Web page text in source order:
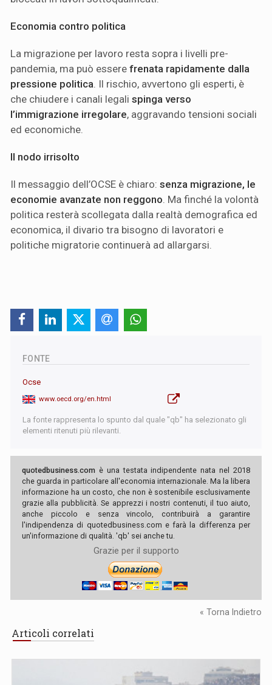
Economia contro politica
La migrazione per lavoro resta sopra i livelli pre-
pandemia, ma può essere frenata rapidamente dalla
pressione politica. Il rischio, avvertono gli esperti, è
che chiudere i canali legali spinga verso
l’immigrazione irregolare, aggravando tensioni sociali
ed economiche.
Il nodo irrisolto
Il messaggio dell’OCSE è chiaro: senza migrazione, le
economie avanzate non reggono. Ma finché la volontà
politica resterà scollegata dalla realtà demografica ed
economica, il divario tra bisogno di lavoratori e
politiche migratorie continuerà ad allargarsi.
FONTE
Ocse
www.oecd.org/en.html
La fonte rappresenta lo spunto dal quale "qb" ha selezionato gli
elementi ritenuti più rilevanti.
quotedbusiness.com è una testata indipendente nata nel 2018
che guarda in particolare all'economia internazionale. Ma la libera
informazione ha un costo, che non è sostenibile esclusivamente
grazie alla pubblicità. Se apprezzi i nostri contenuti, il tuo aiuto,
anche piccolo e senza vincolo, contribuirà a garantire
l'indipendenza di quotedbusiness.com e farà la differenza per
un'informazione di qualità. 'qb' sei anche tu.
Grazie per il supporto
« Torna Indietro
Articoli correlati